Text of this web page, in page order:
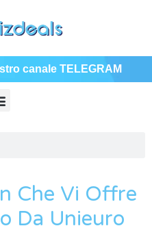
canale TELEGRAM
Che Vi Offre
Da Unieuro